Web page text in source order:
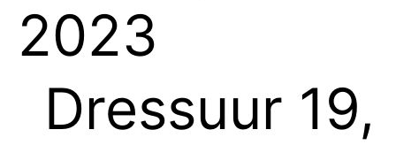
2023
Dressuur 19,